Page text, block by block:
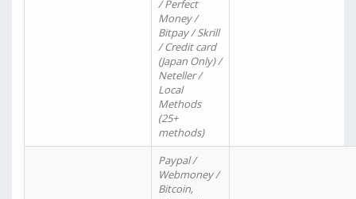
/ Perfect
Money /
Bitpay / Skrill
/ Credit card
(Japan Only) /
Neteller /
Local
Methods
(25+
methods)
Paypal /
Webmoney /
Bitcoin,